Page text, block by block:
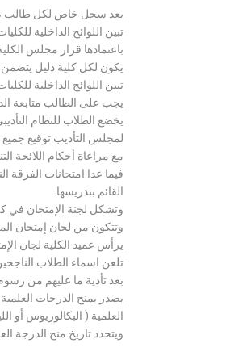
يعد سجل خاص لكل طالب
تبين اللوائح الداخلية
باعتمادها قرار مجلس
يكون لكل كلية دليل
تبين اللوائح الداخلية
يجب على الطالب متابعة
يخضع الطلاب للنظام
لمجلس التأديب توقيع جميع
مع مراعاة أحكام اللائحة
فيما عدا امتحانات
القائم بتدريسها.
وتشكل لجنة الإمتحان في
وتتكون من لجان إمتحان
يرأس عميد الكلية لجان
تلعن اسماء الطلاب
بعد تأدية ما عليهم من
يصدر بمنح الدرجات
العلمية ( البكالوريوس أو
ويتحدد تاريخ منح الدرجة